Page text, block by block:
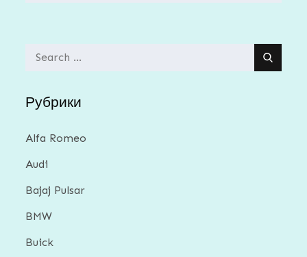
Search
Рубрики
Alfa Romeo
Audi
Bajaj Pulsar
BMW
Buick